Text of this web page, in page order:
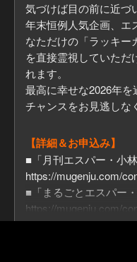
気づけば目の前に近づ
年末恒例人気企画、エ
なただけの「ラッキー
を直接霊視していただ
れます。
最高に幸せな2026年
チャンスをお見逃しな
【詳細＆お申込み】
■「月刊エスパー・小
https://mugenju.com/
■「まるごとエスパー
https://mugenju.com/
■一般の方はこちらから